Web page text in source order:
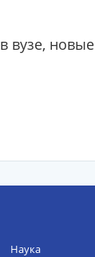
вузе, новые
Наука